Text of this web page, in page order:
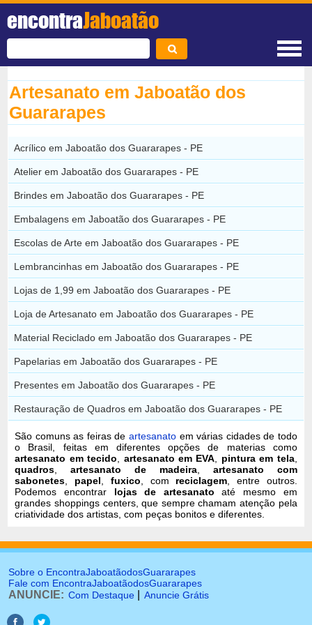
encontraJaboatão
Artesanato em Jaboatão dos
Guararapes
Acrílico em Jaboatão dos Guararapes - PE
Atelier em Jaboatão dos Guararapes - PE
Brindes em Jaboatão dos Guararapes - PE
Embalagens em Jaboatão dos Guararapes - PE
Escolas de Arte em Jaboatão dos Guararapes - PE
Lembrancinhas em Jaboatão dos Guararapes - PE
Lojas de 1,99 em Jaboatão dos Guararapes - PE
Loja de Artesanato em Jaboatão dos Guararapes - PE
Material Reciclado em Jaboatão dos Guararapes - PE
Papelarias em Jaboatão dos Guararapes - PE
Presentes em Jaboatão dos Guararapes - PE
Restauração de Quadros em Jaboatão dos Guararapes - PE
São comuns as feiras de artesanato em várias cidades de todo
o Brasil, feitas em diferentes opções de materias como
artesanato em tecido
artesanato em EVA pintura em tela,
quadros ,artesanato de madeira, artesanato com
sabonetes
papel fuxico , com reciclagem , entre outros.
Podemos encontrar lojas de artesanato até mesmo em
grandes shoppings centers, que sempre chamam atenção pela
criatividade dos artistas, com peças bonitos e diferentes.
Sobre o EncontraJaboatãodosGuararapes
Fale com EncontraJaboatãodosGuararapes
ANUNCIE: Com Destaque Anuncie Grátis